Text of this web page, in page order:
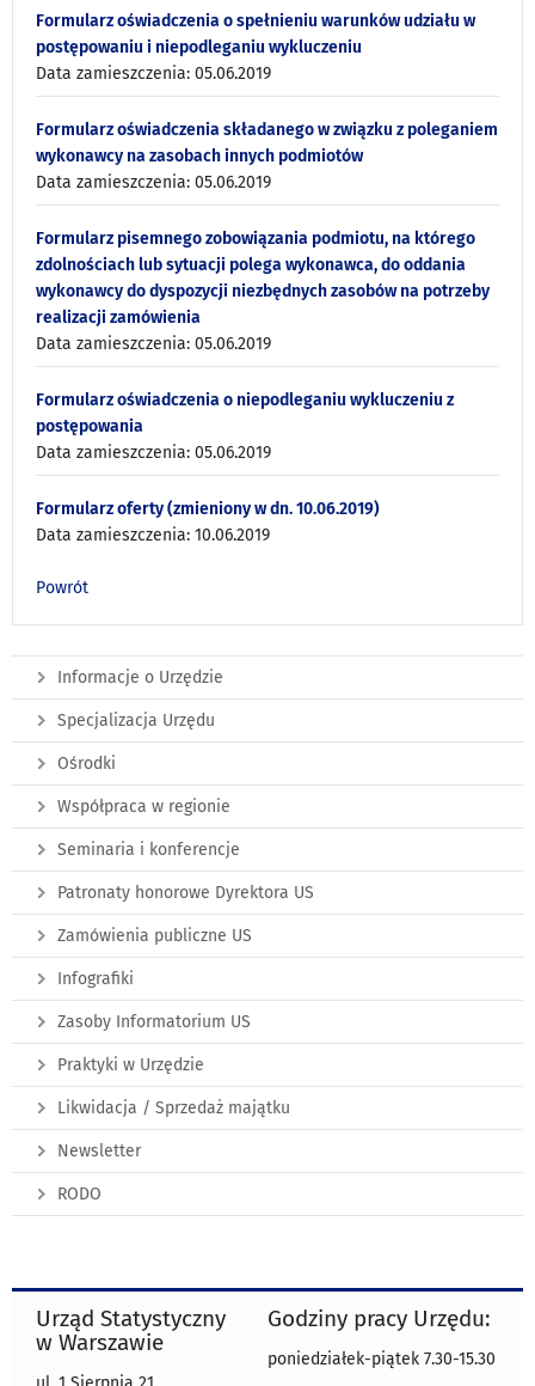
Formularz oświadczenia o spełnieniu warunków udziału w
postępowaniu i niepodleganiu wykluczeniu
Data zamieszczenia: 05.06.2019
Formularz oświadczenia składanego w związku z poleganiem
wykonawcy na zasobach innych podmiotów
Data zamieszczenia: 05.06.2019
Formularz pisemnego zobowiązania podmiotu, na którego
zdolnościach lub sytuacji polega wykonawca, do oddania
wykonawcy do dyspozycji niezbędnych zasobów na potrzeby
realizacji zamówienia
Data zamieszczenia: 05.06.2019
Formularz oświadczenia o niepodleganiu wykluczeniu z
postępowania
Data zamieszczenia: 05.06.2019
Formularz oferty (zmieniony w dn. 10.06.2019)
Data zamieszczenia: 10.06.2019
Powrót
Informacje o Urzędzie
Specjalizacja Urzędu
Ośrodki
Współpraca w regionie
Seminaria i konferencje
Patronaty honorowe Dyrektora US
Zamówienia publiczne US
Infografiki
Zasoby Informatorium US
Praktyki w Urzędzie
Likwidacja / Sprzedaż majątku
Newsletter
RODO
Urząd Statystyczny
w Warszawie
Godziny pracy Urzędu:
poniedziałek-piątek 7.30-15.30